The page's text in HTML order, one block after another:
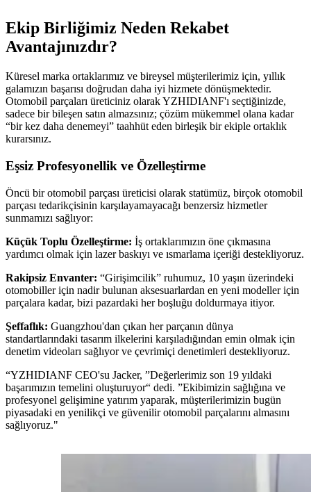
Ekip Birliğimiz Neden Rekabet
Avantajınızdır?
Küresel marka ortaklarımız ve bireysel müşterilerimiz için, yıllık
galamızın başarısı doğrudan daha iyi hizmete dönüşmektedir.
Otomobil parçaları üreticiniz olarak YZHIDIANF'ı seçtiğinizde,
sadece bir bileşen satın almazsınız; çözüm mükemmel olana kadar
“bir kez daha denemeyi” taahhüt eden birleşik bir ekiple ortaklık
kurarsınız.
Eşsiz Profesyonellik ve Özelleştirme
Öncü bir otomobil parçası üreticisi olarak statümüz, birçok otomobil
parçası tedarikçisinin karşılayamayacağı benzersiz hizmetler
sunmamızı sağlıyor:
Küçük Toplu Özelleştirme: İş ortaklarımızın öne çıkmasına
yardımcı olmak için lazer baskıyı ve ısmarlama içeriği destekliyoruz.
Rakipsiz Envanter: “Girişimcilik” ruhumuz, 10 yaşın üzerindeki
otomobiller için nadir bulunan aksesuarlardan en yeni modeller için
parçalara kadar, bizi pazardaki her boşluğu doldurmaya itiyor.
Şeffaflık: Guangzhou'dan çıkan her parçanın dünya
standartlarındaki tasarım ilkelerini karşıladığından emin olmak için
denetim videoları sağlıyor ve çevrimiçi denetimleri destekliyoruz.
“YZHIDIANF CEO'su Jacker, ”Değerlerimiz son 19 yıldaki
başarımızın temelini oluşturuyor“ dedi. ”Ekibimizin sağlığına ve
profesyonel gelişimine yatırım yaparak, müşterilerimizin bugün
piyasadaki en yenilikçi ve güvenilir otomobil parçalarını almasını
sağlıyoruz."